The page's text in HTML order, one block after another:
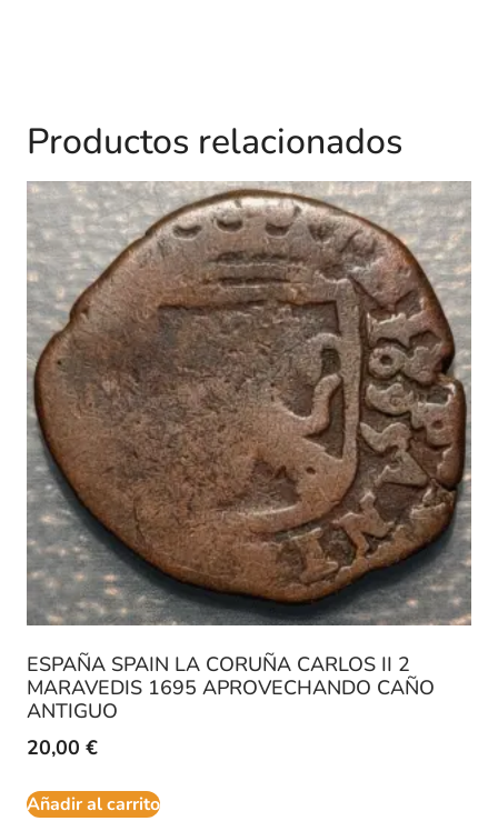
Productos relacionados
ESPAÑA SPAIN LA CORUÑA CARLOS II 2
MARAVEDIS 1695 APROVECHANDO CAÑO
ANTIGUO
20,00 €
Añadir al carrito